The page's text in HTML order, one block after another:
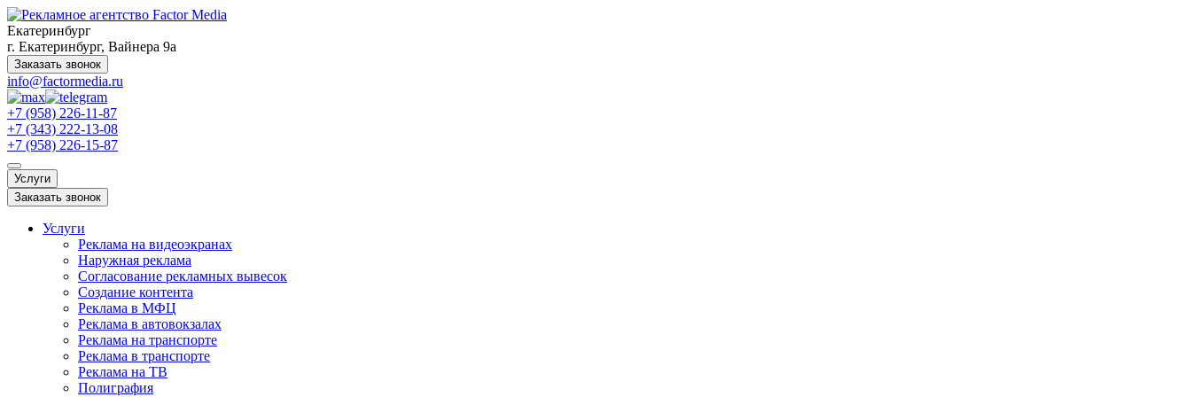
Екатеринбург
г. Екатеринбург, Вайнера 9а
Заказать звонок
info@factormedia.ru
+7 (958) 226-11-87
+7 (343) 222-13-08
+7 (958) 226-15-87
Услуги
Заказать звонок
Услуги
Реклама на видеоэкранах
Наружная реклама
Согласование рекламных вывесок
Создание контента
Реклама в МФЦ
Реклама в автовокзалах
Реклама на транспорте
Реклама в транспорте
Реклама на ТВ
Полиграфия